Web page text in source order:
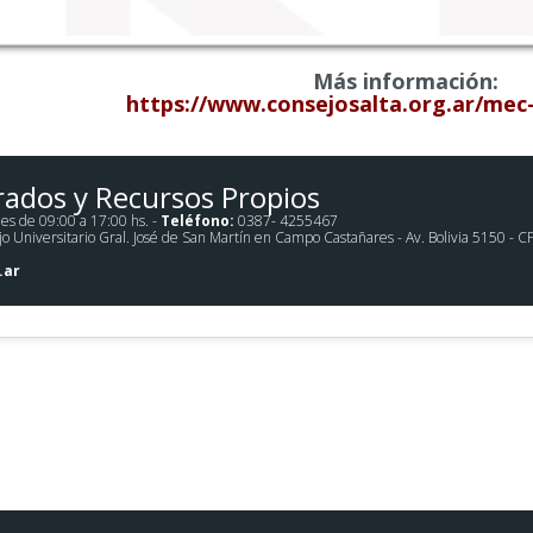
Más información:
https://www.consejosalta.org.ar/
y Recursos Propios
de 09:00 a 17:00 hs. - Teléfono: 0387- 4255467
Universitario Gral. José de San Martín en Campo Castañares - Av. Bolivia 5150 -